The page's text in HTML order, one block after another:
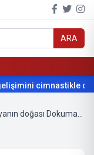
ARA
cimnastikle